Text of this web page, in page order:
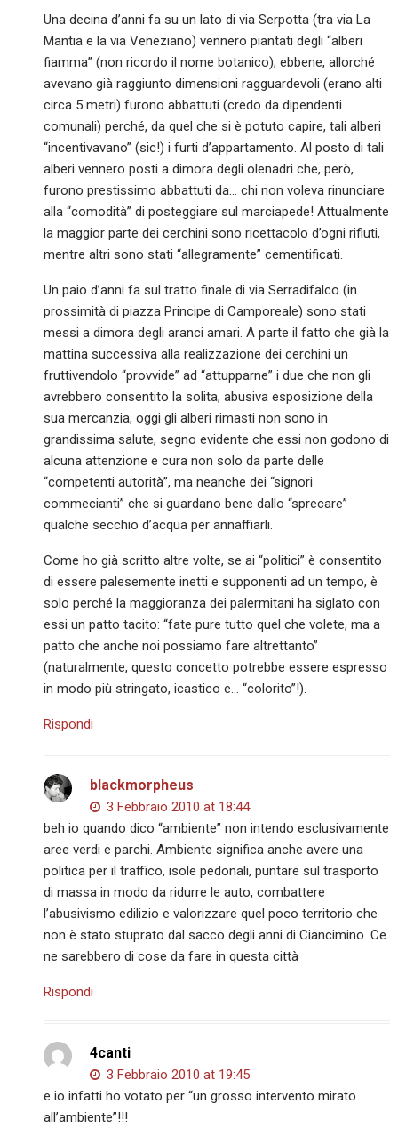
Una decina d’anni fa su un lato di via Serpotta (tra via La
Mantia e la via Veneziano) vennero piantati degli “alberi
fiamma” (non ricordo il nome botanico); ebbene, allorché
avevano già raggiunto dimensioni ragguardevoli (erano alti
circa 5 metri) furono abbattuti (credo da dipendenti
comunali) perché, da quel che si è potuto capire, tali alberi
“incentivavano” (sic!) i furti d’appartamento. Al posto di tali
alberi vennero posti a dimora degli olenadri che, però,
furono prestissimo abbattuti da… chi non voleva rinunciare
alla “comodità” di posteggiare sul marciapede! Attualmente
la maggior parte dei cerchini sono ricettacolo d’ogni rifiuti,
mentre altri sono stati “allegramente” cementificati.
Un paio d’anni fa sul tratto finale di via Serradifalco (in
prossimità di piazza Principe di Camporeale) sono stati
messi a dimora degli aranci amari. A parte il fatto che già la
mattina successiva alla realizzazione dei cerchini un
fruttivendolo “provvide” ad “attupparne” i due che non gli
avrebbero consentito la solita, abusiva esposizione della
sua mercanzia, oggi gli alberi rimasti non sono in
grandissima salute, segno evidente che essi non godono di
alcuna attenzione e cura non solo da parte delle
“competenti autorità”, ma neanche dei “signori
commecianti” che si guardano bene dallo “sprecare”
qualche secchio d’acqua per annaffiarli.
Come ho già scritto altre volte, se ai “politici” è consentito
di essere palesemente inetti e supponenti ad un tempo, è
solo perché la maggioranza dei palermitani ha siglato con
essi un patto tacito: “fate pure tutto quel che volete, ma a
patto che anche noi possiamo fare altrettanto”
(naturalmente, questo concetto potrebbe essere espresso
in modo più stringato, icastico e… “colorito”!).
Rispondi
blackmorpheus
3 Febbraio 2010 at 18:44
beh io quando dico “ambiente” non intendo esclusivamente
aree verdi e parchi. Ambiente significa anche avere una
politica per il traffico, isole pedonali, puntare sul trasporto
di massa in modo da ridurre le auto, combattere
l’abusivismo edilizio e valorizzare quel poco territorio che
non è stato stuprato dal sacco degli anni di Ciancimino. Ce
ne sarebbero di cose da fare in questa città
Rispondi
4canti
3 Febbraio 2010 at 19:45
e io infatti ho votato per “un grosso intervento mirato
all’ambiente”!!!